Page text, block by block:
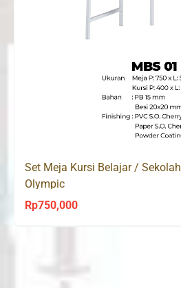
Set Meja Kursi Belajar /
Olympic
Rp750,000